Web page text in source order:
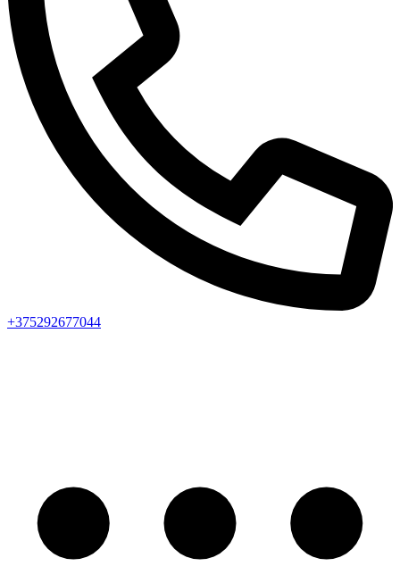
+375292677044